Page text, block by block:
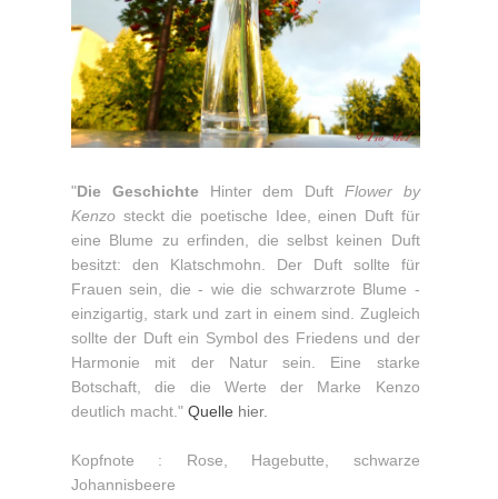
"Die Geschichte Hinter dem Duft Flower by
Kenzo steckt die poetische Idee, einen Duft für
eine Blume zu erfinden, die selbst keinen Duft
besitzt: den Klatschmohn. Der Duft sollte für
Frauen sein, die - wie die schwarzrote Blume -
einzigartig, stark und zart in einem sind. Zugleich
sollte der Duft ein Symbol des Friedens und der
Harmonie mit der Natur sein. Eine starke
Botschaft, die die Werte der Marke Kenzo
deutlich macht." Quelle hier.
Kopfnote : Rose, Hagebutte, schwarze
Johannisbeere